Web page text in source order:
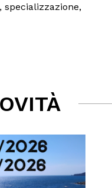
specializzazione,